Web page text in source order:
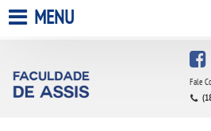
A FACULDADE
MENU
Fale